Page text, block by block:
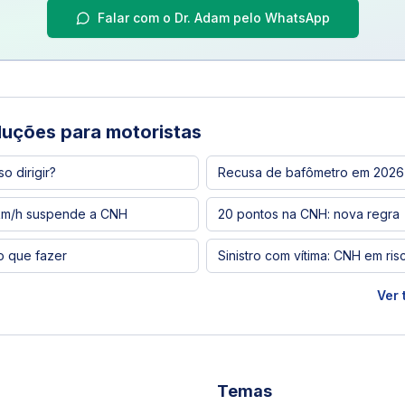
Falar com o Dr. Adam pelo WhatsApp
para motoristas
dirigir? Recusa de bafômetro em 2026
h suspende a CNH 20 pontos na CNH: nova regra
que fazer Sinistro com vítima: CNH em
Ver
Temas